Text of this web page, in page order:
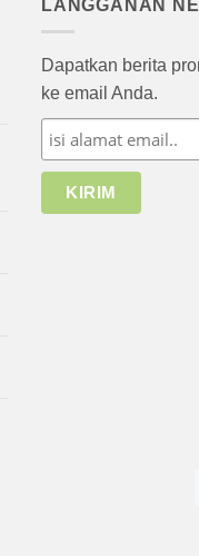
LANGGANAN
Dapatkan berita
ke email Anda.